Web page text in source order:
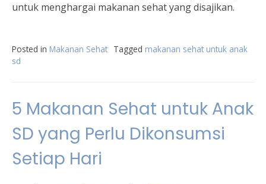
untuk menghargai makanan sehat yang disajikan.
Posted in Makanan Sehat Tagged makanan sehat untuk anak
sd
5 Makanan Sehat untuk Anak
SD yang Perlu Dikonsumsi
Setiap Hari